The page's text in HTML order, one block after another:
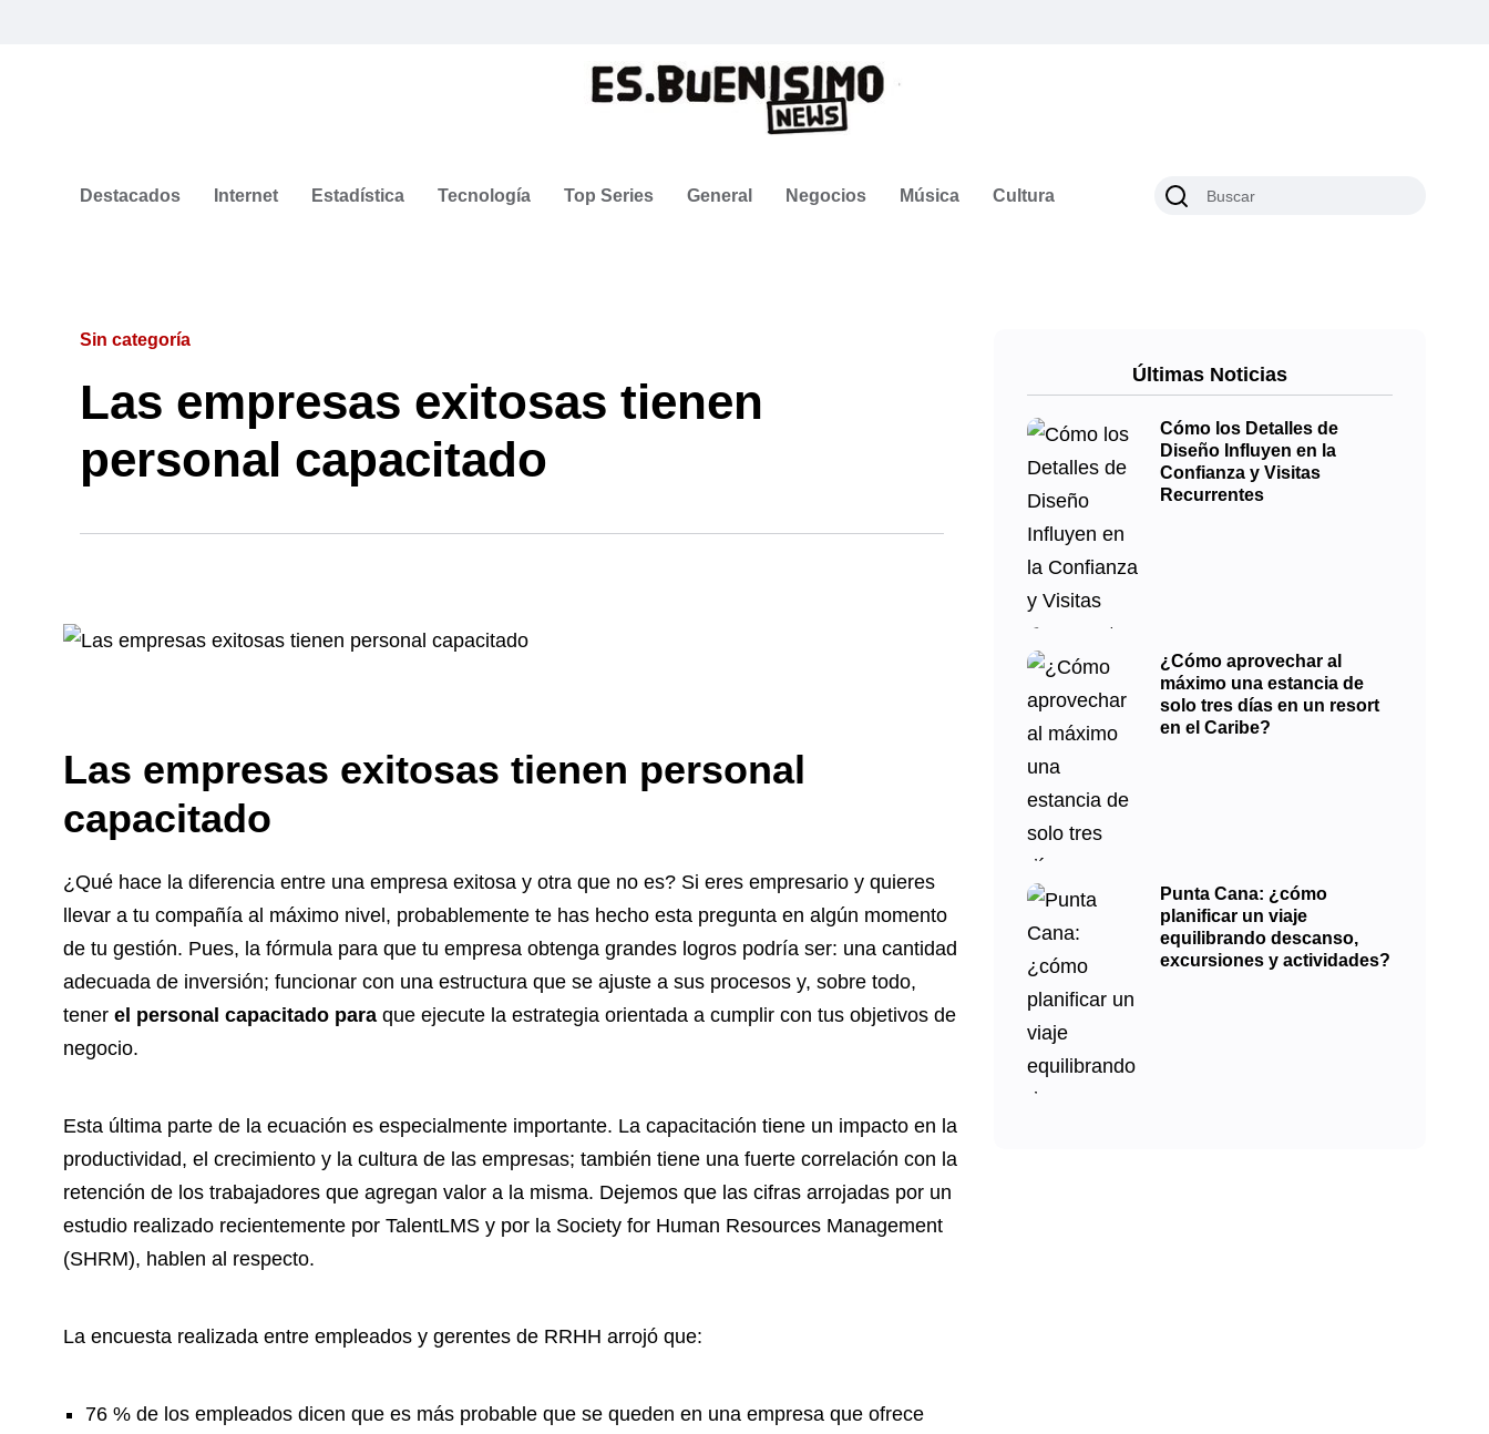
Destacados Internet Estadística Tecnología Top Series General Negocios Música Cultura
Sin categoría
Las empresas exitosas tienen
personal capacitado
Las empresas exitosas tienen personal
capacitado
¿Qué hace la diferencia entre una empresa exitosa y otra que no es? Si eres empresario y quieres
llevar a tu compañía al máximo nivel, probablemente te has hecho esta pregunta en algún momento
de tu gestión. Pues, la fórmula para que tu empresa obtenga grandes logros podría ser: una cantidad
adecuada de inversión; funcionar con una estructura que se ajuste a sus procesos y, sobre todo,
tener el personal capacitado para que ejecute la estrategia orientada a cumplir con tus objetivos de
negocio.
Esta última parte de la ecuación es especialmente importante. La capacitación tiene un impacto en la
productividad, el crecimiento y la cultura de las empresas; también tiene una fuerte correlación con la
retención de los trabajadores que agregan valor a la misma. Dejemos que las cifras arrojadas por un
estudio realizado recientemente por TalentLMS y por la Society for Human Resources Management
(SHRM), hablen al respecto.
La encuesta realizada entre empleados y gerentes de RRHH arrojó que:
76 % de los empleados dicen que es más probable que se queden en una empresa que ofrece
Últimas Noticias
Cómo los Detalles de
Diseño Influyen en la
Confianza y Visitas
Recurrentes
¿Cómo aprovechar al
máximo una estancia de
solo tres días en un resort
en el Caribe?
Punta Cana: ¿cómo
planificar un viaje
equilibrando descanso,
excursiones y actividades?